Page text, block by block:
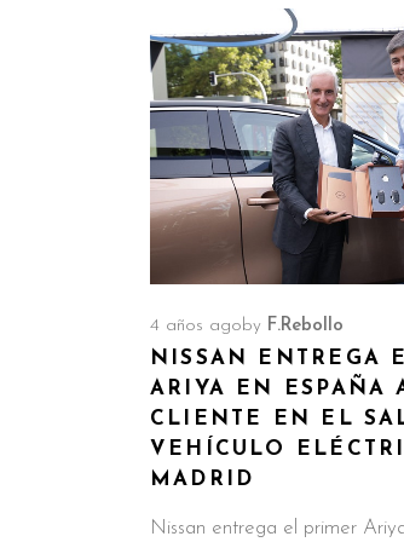
4 años agoby F.Rebollo
NISSAN ENTREGA
ARIYA EN ESPAÑA
CLIENTE EN EL
VEHÍCULO
MADRID
Nissan entrega el primer